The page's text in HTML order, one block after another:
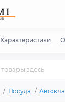
Посуда
Характеристики